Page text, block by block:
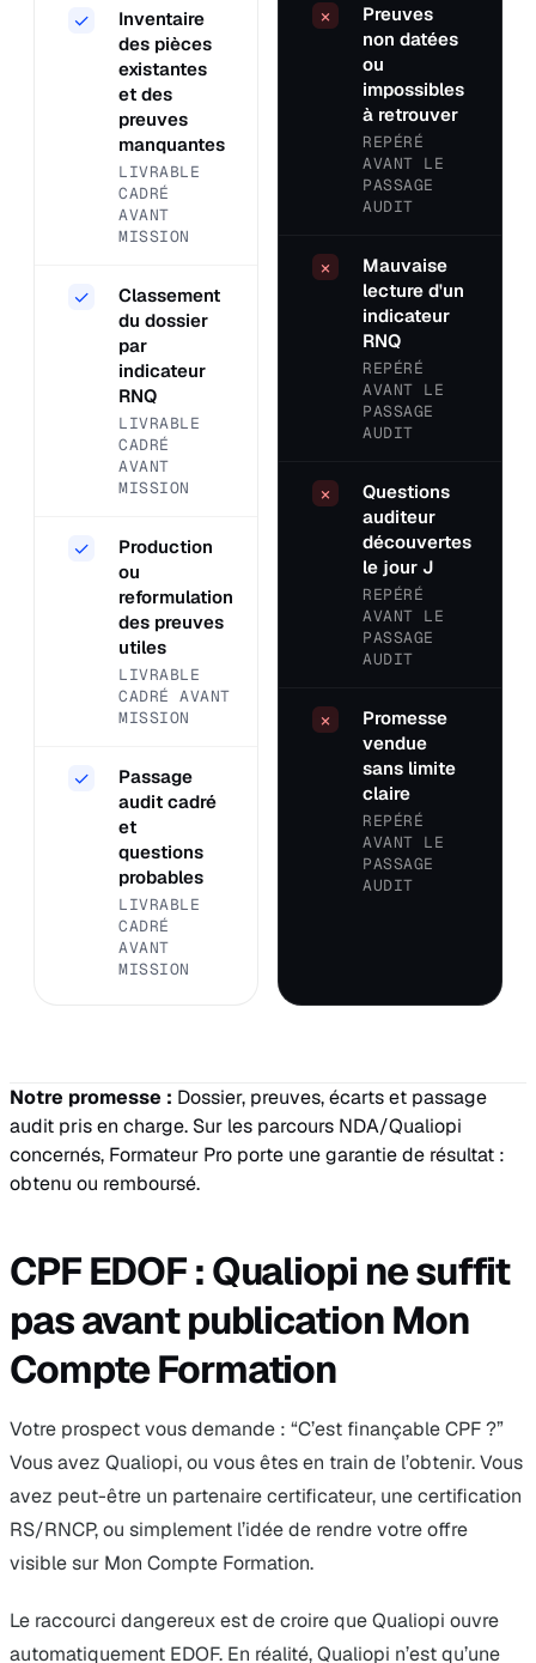
✓
Inventaire
des pièces
existantes
et des
preuves
manquantes
LIVRABLE
CADRÉ
AVANT
MISSION
✓
Classement
du dossier
par
indicateur
RNQ
LIVRABLE
CADRÉ
AVANT
MISSION
✓
Production
ou
reformulation
des preuves
utiles
LIVRABLE
CADRÉ AVANT
MISSION
✓
Passage
audit cadré
et
questions
probables
LIVRABLE
CADRÉ
AVANT
MISSION
×
Preuves
non datées
ou
impossibles
à retrouver
REPÉRÉ
AVANT LE
PASSAGE
AUDIT
×
Mauvaise
lecture d'un
indicateur
RNQ
REPÉRÉ
AVANT LE
PASSAGE
AUDIT
×
Questions
auditeur
découvertes
le jour J
REPÉRÉ
AVANT LE
PASSAGE
AUDIT
×
Promesse
vendue
sans limite
claire
REPÉRÉ
AVANT LE
PASSAGE
AUDIT
Notre promesse : Dossier, preuves, écarts et passage
audit pris en charge. Sur les parcours NDA/Qualiopi
concernés, Formateur Pro porte une garantie de résultat :
obtenu ou remboursé.
CPF EDOF : Qualiopi ne suffit
pas avant publication Mon
Compte Formation
Votre prospect vous demande : “C’est finançable CPF ?”
Vous avez Qualiopi, ou vous êtes en train de l’obtenir. Vous
avez peut-être un partenaire certificateur, une certification
RS/RNCP, ou simplement l’idée de rendre votre offre
visible sur Mon Compte Formation.
Le raccourci dangereux est de croire que Qualiopi ouvre
automatiquement EDOF. En réalité, Qualiopi n’est qu’une